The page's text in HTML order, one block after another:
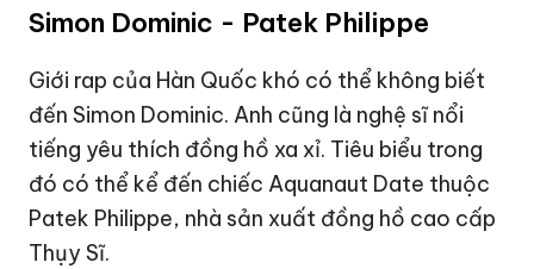
Simon Dominic - Patek Philippe
Giới rap của Hàn Quốc khó có thể không biết
đến Simon Dominic. Anh cũng là nghệ sĩ nổi
tiếng yêu thích đồng hồ xa xỉ. Tiêu biểu trong
đó có thể kể đến chiếc Aquanaut Date thuộc
Patek Philippe, nhà sản xuất đồng hồ cao cấp
Thụy Sĩ.